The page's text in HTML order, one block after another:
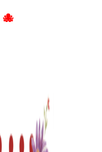
🐙